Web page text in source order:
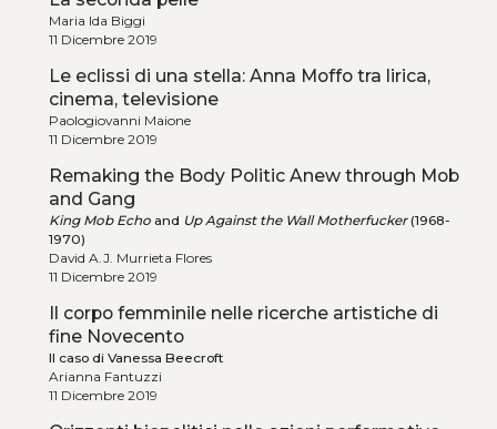
Maria Ida Biggi
11 Dicembre 2019
Le eclissi di una stella: Anna Moffo tra lirica,
cinema, televisione
Paologiovanni Maione
11 Dicembre 2019
Remaking the Body Politic Anew through Mob
and Gang
King Mob Echoand Up Against the Wall Motherfucker(1968-
1970)
David A.J. Murrieta Flores
11 Dicembre 2019
Il corpo femminile nelle ricerche artistiche di
fine Novecento
Il caso di Vanessa Beecroft
Arianna Fantuzzi
11 Dicembre 2019